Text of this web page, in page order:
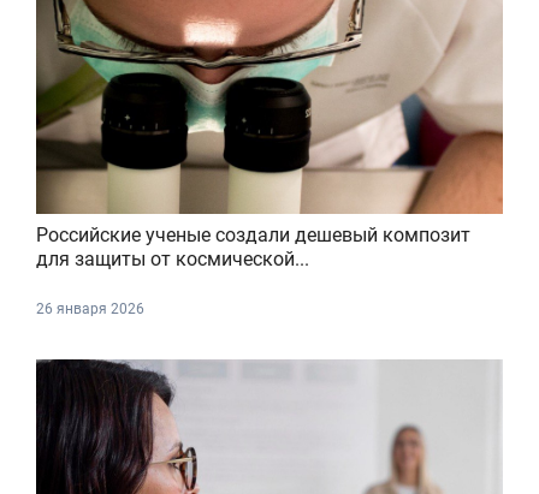
Российские ученые создали дешевый композит
для защиты от космической...
26 января 2026